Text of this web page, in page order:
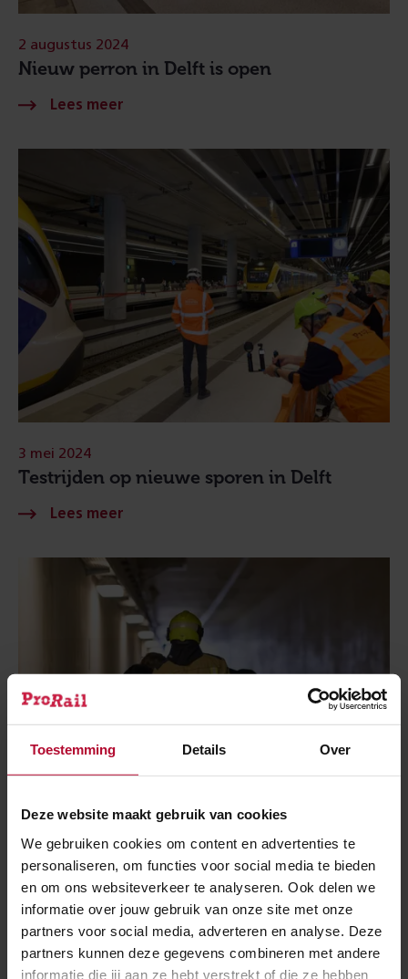
Toestemming Details Over
Deze website maakt gebruik van cookies
We gebruiken cookies om content en advertenties te
personaliseren, om functies voor social media te bieden
en om ons websiteverkeer te analyseren. Ook delen we
informatie over jouw gebruik van onze site met onze
partners voor social media, adverteren en analyse. Deze
partners kunnen deze gegevens combineren met andere
informatie die jij aan ze hebt verstrekt of die ze hebben
Nieuw perron in Delft is open
2 augustus 2024
Testrijden op nieuwe sporen in Delft
3 mei 2024
Levensechte crisisoefeningen in
spoortunnel Delft
14 maart 2024